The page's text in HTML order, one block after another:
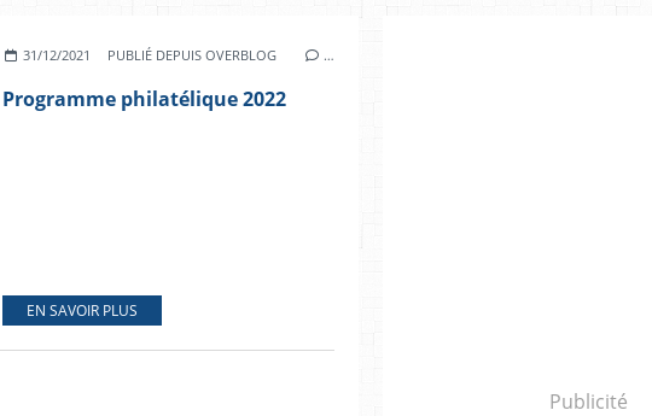
31/12/2021 PUBLIÉ DEPUIS OVERBLOG …
Programme philatélique 2022
EN SAVOIR PLUS
Publicité